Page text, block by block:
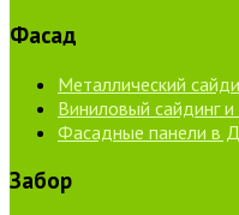
Фасад
Металлический
Виниловый сайдинг
Фасадные панели в
Забор